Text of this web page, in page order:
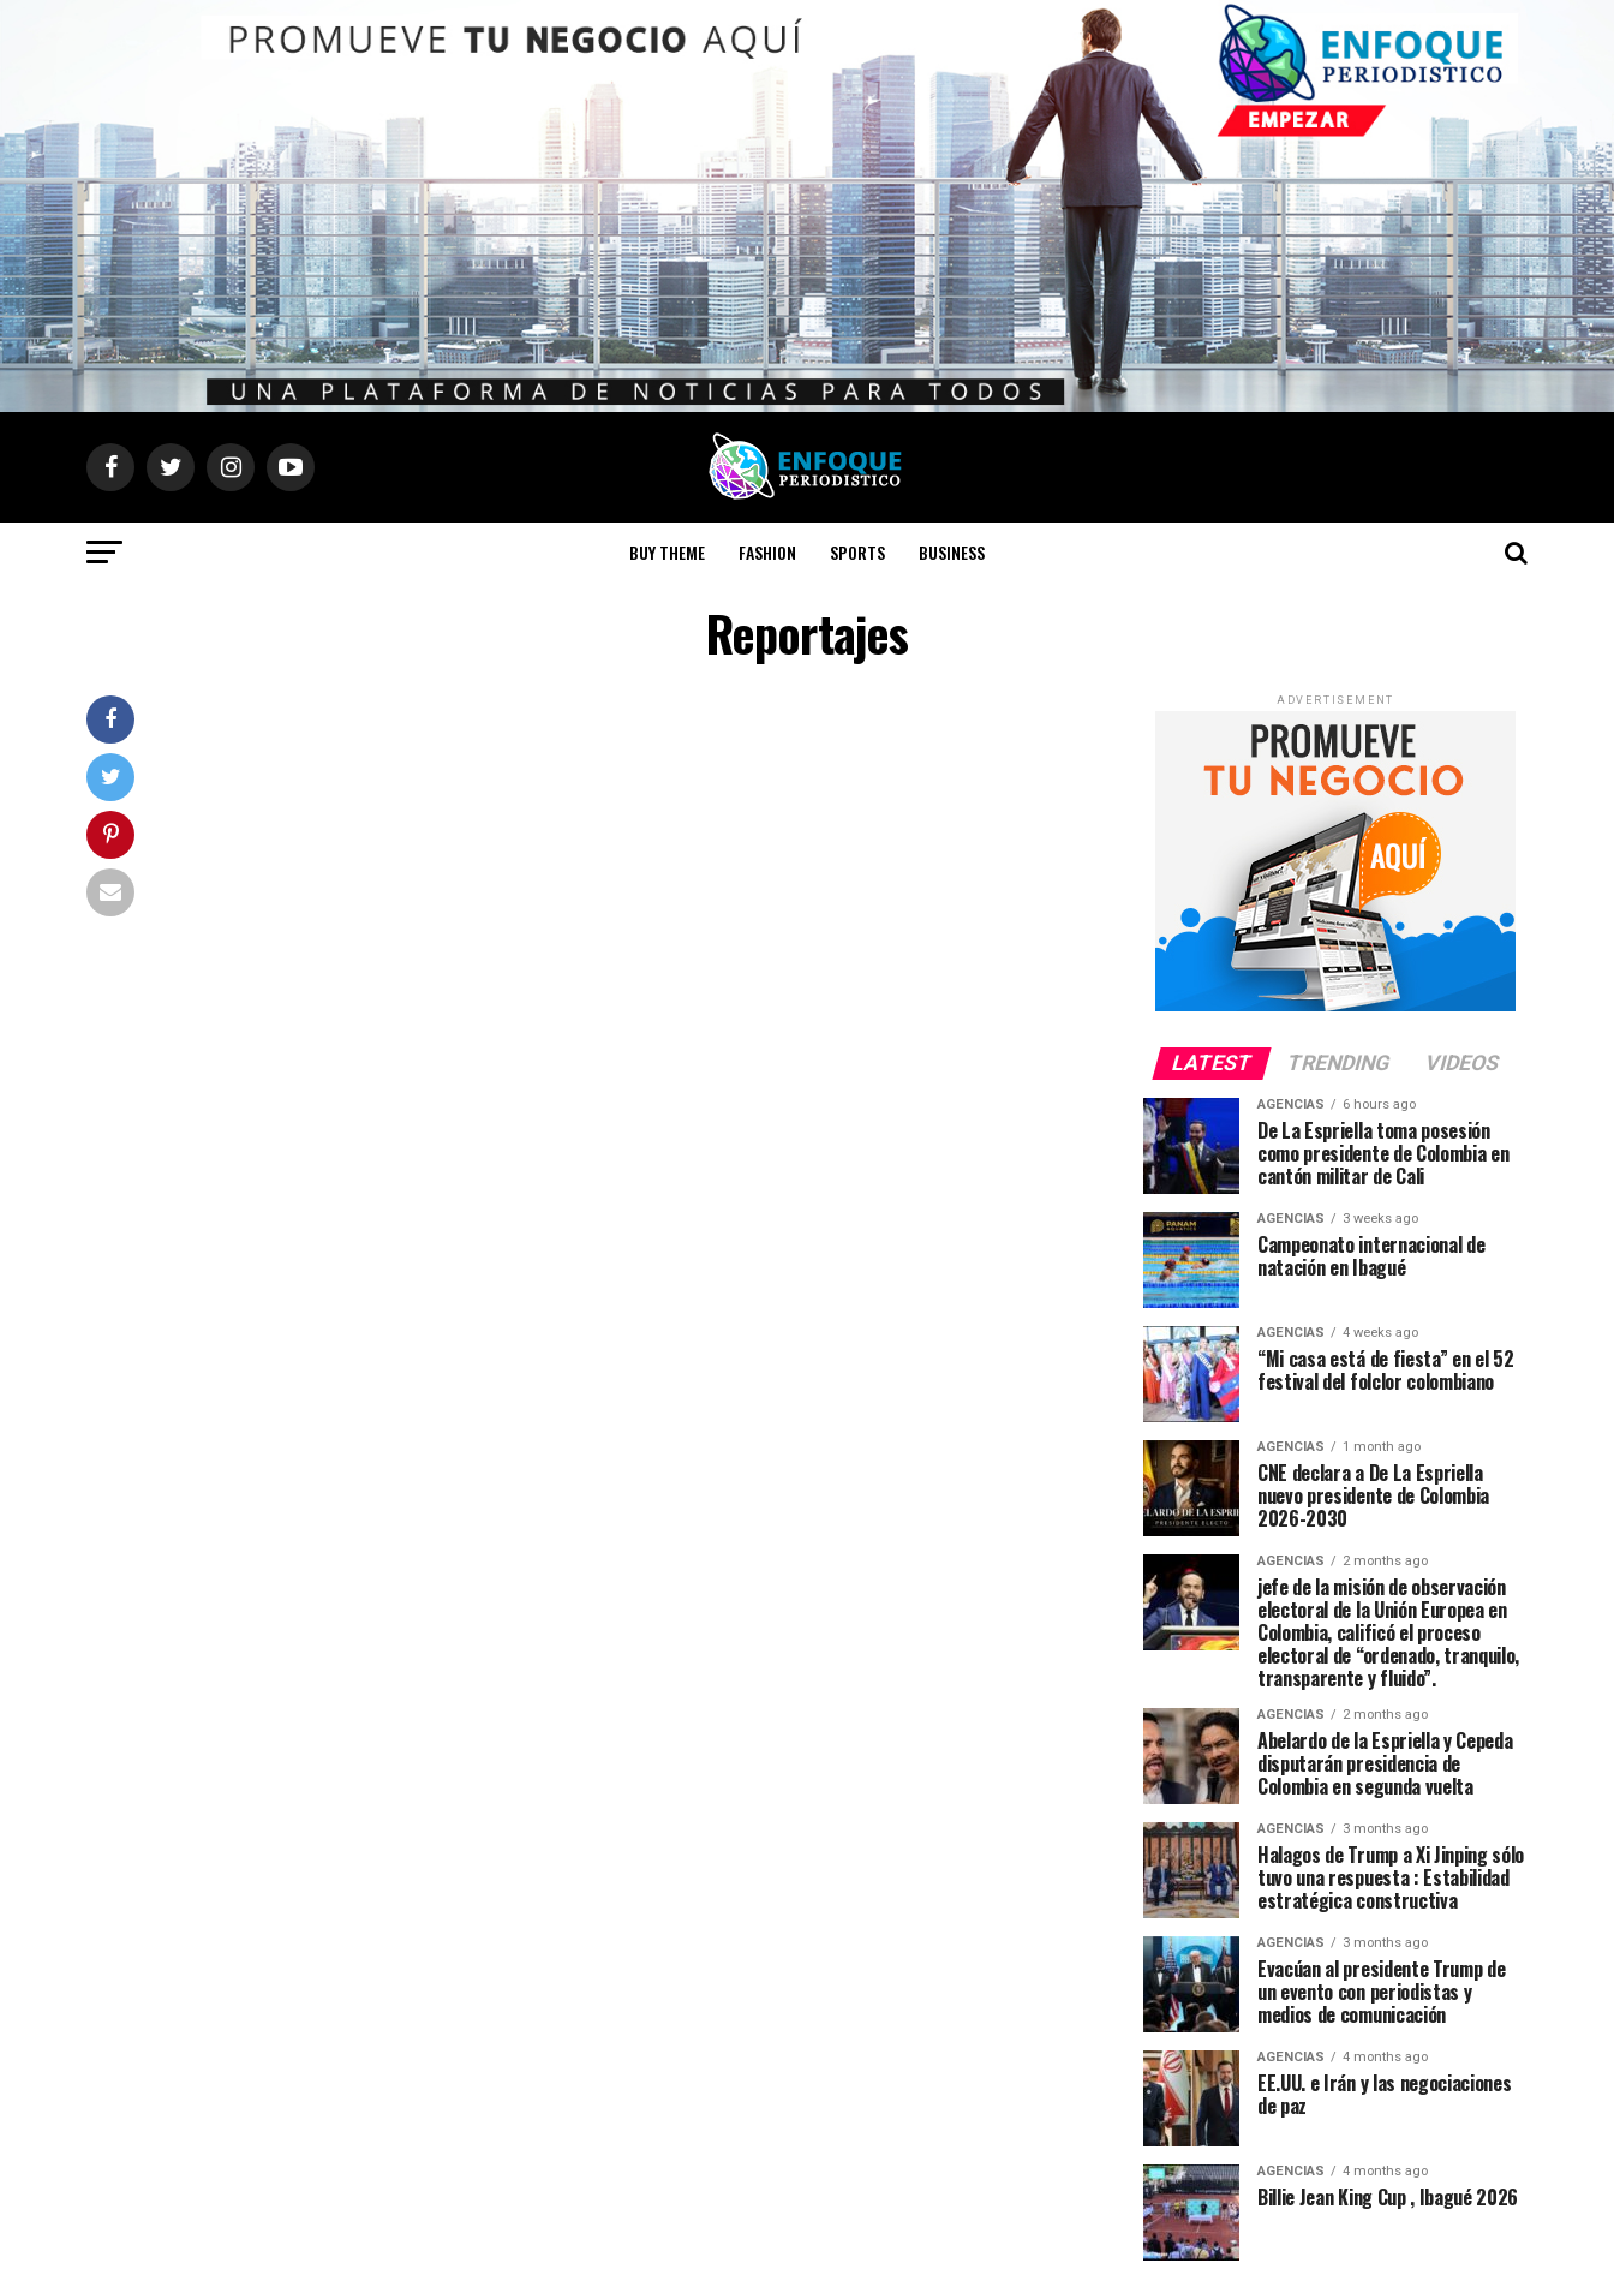
BUY THEME FASHION SPORTS BUSINESS
Reportajes
ADVERTISEMENT
LATEST TRENDING VIDEOS
AGENCIAS 6 hours ago
De La Espriella toma posesión
como presidente de Colombia en
cantón militar de Cali
AGENCIAS 3 weeks ago
Campeonato internacional de
natación en Ibagué
AGENCIAS 4 weeks ago
“Mi casa está de fiesta” en el 52
festival del folclor colombiano
AGENCIAS 1 month ago
CNE declara a De La Espriella
nuevo presidente de Colombia
2026-2030
AGENCIAS 2 months ago
jefe de la misión de observación
electoral de la Unión Europea en
Colombia, calificó el proceso
electoral de “ordenado, tranquilo,
transparente y fluido”.
AGENCIAS 2 months ago
Abelardo de la Espriella y Cepeda
disputarán presidencia de
Colombia en segunda vuelta
AGENCIAS 3 months ago
Halagos de Trump a Xi Jinping sólo
tuvo una respuesta : Estabilidad
estratégica constructiva
AGENCIAS 3 months ago
Evacúan al presidente Trump de
un evento con periodistas y
medios de comunicación
AGENCIAS 4 months ago
EE.UU. e Irán y las negociaciones
de paz
AGENCIAS 4 months ago
Billie Jean King Cup , Ibagué 2026